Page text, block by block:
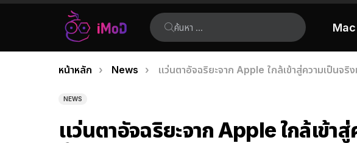
ค้นหา:
Mac
เรื่อง
ล่าสุด
คุณอยู่ที่นี่:
หน้าหลัก News แว่นตาอัจฉริยะจาก Apple ใกล้เข้าสู่ความเป็นจริ
NEWS
แว่นตาอัจฉริยะจาก Apple ใกล้เข้า